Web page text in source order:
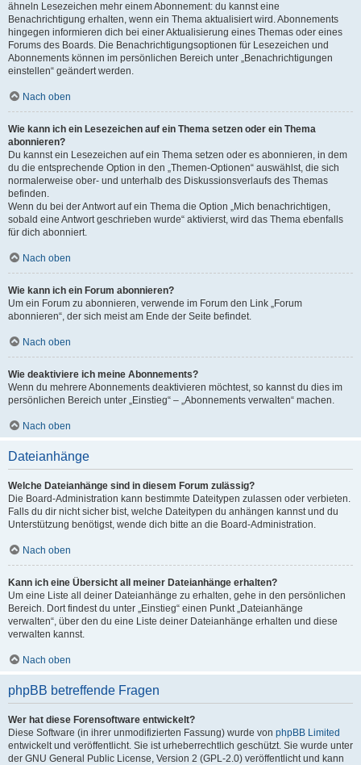
ähneln Lesezeichen mehr einem Abonnement: du kannst eine
Benachrichtigung erhalten, wenn ein Thema aktualisiert wird. Abonnements
hingegen informieren dich bei einer Aktualisierung eines Themas oder eines
Forums des Boards. Die Benachrichtigungsoptionen für Lesezeichen und
Abonnements können im persönlichen Bereich unter „Benachrichtigungen
einstellen“ geändert werden.
Nach oben
Wie kann ich ein Lesezeichen auf ein Thema setzen oder ein Thema
abonnieren?
Du kannst ein Lesezeichen auf ein Thema setzen oder es abonnieren, in dem
du die entsprechende Option in den „Themen-Optionen“ auswählst, die sich
normalerweise ober- und unterhalb des Diskussionsverlaufs des Themas
befinden.
Wenn du bei der Antwort auf ein Thema die Option „Mich benachrichtigen,
sobald eine Antwort geschrieben wurde“ aktivierst, wird das Thema ebenfalls
für dich abonniert.
Nach oben
Wie kann ich ein Forum abonnieren?
Um ein Forum zu abonnieren, verwende im Forum den Link „Forum
abonnieren“, der sich meist am Ende der Seite befindet.
Nach oben
Wie deaktiviere ich meine Abonnements?
Wenn du mehrere Abonnements deaktivieren möchtest, so kannst du dies im
persönlichen Bereich unter „Einstieg“ – „Abonnements verwalten“ machen.
Nach oben
Dateianhänge
Welche Dateianhänge sind in diesem Forum zulässig?
Die Board-Administration kann bestimmte Dateitypen zulassen oder verbieten.
Falls du dir nicht sicher bist, welche Dateitypen du anhängen kannst und du
Unterstützung benötigst, wende dich bitte an die Board-Administration.
Nach oben
Kann ich eine Übersicht all meiner Dateianhänge erhalten?
Um eine Liste all deiner Dateianhänge zu erhalten, gehe in den persönlichen
Bereich. Dort findest du unter „Einstieg“ einen Punkt „Dateianhänge
verwalten“, über den du eine Liste deiner Dateianhänge erhalten und diese
verwalten kannst.
Nach oben
phpBB betreffende Fragen
Wer hat diese Forensoftware entwickelt?
Diese Software (in ihrer unmodifizierten Fassung) wurde von phpBB Limited
entwickelt und veröffentlicht. Sie ist urheberrechtlich geschützt. Sie wurde unter
der GNU General Public License, Version 2 (GPL-2.0) veröffentlicht und kann